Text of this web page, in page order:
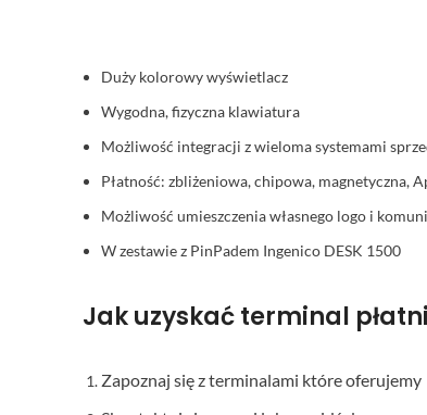
Duży kolorowy wyświetlacz
Wygodna, fizyczna klawiatura
Możliwość integracji z wieloma systemami
Płatność: zbliżeniowa, chipowa, magnetyczna,
Możliwość umieszczenia własnego logo i
W zestawie z PinPadem Ingenico DESK 1500
Jak uzyskać terminal
Zapoznaj się z terminalami które oferujemy